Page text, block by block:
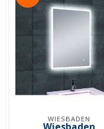
WIESBADEN